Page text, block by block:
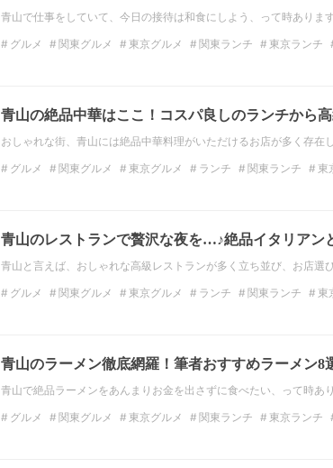
青山で仕事をしていて、今日の接待は和食にしよう、って時ありま
グルメ 関東グルメ 東京グルメ 関東ランチ 東京ランチ
青山の絶品中華はここ！コスパ良しのランチから
おしゃれな街、青山には絶品中華料理がいただけるお店が多く存
グルメ 関東グルメ 東京グルメ ランチ 関東ランチ
東
青山のレストランで贅沢な夜を…♪絶品イタリアン
青山と言えば、おしゃれな高級レストランが多く立ち並び、お店選
グルメ 関東グルメ 東京グルメ ランチ 関東ランチ
東
青山のラーメン徹底網羅！筆者おすすめラーメン8
青山で絶品ラーメンをあんまりお金を出さずに食べたい、って時あ
グルメ 関東グルメ 東京グルメ 関東ランチ 東京ランチ